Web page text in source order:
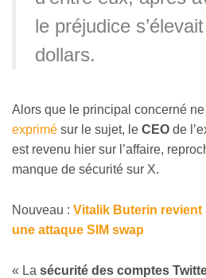
le préjudice
dollars.
Alors que le principal concerné ne
exprimé sur le sujet, le CEO de
est revenu hier sur l’affaire,
manque de sécurité sur X.
Nouveau : Vitalik Buterin revient
une attaque SIM swap
« La sécurité des comptes